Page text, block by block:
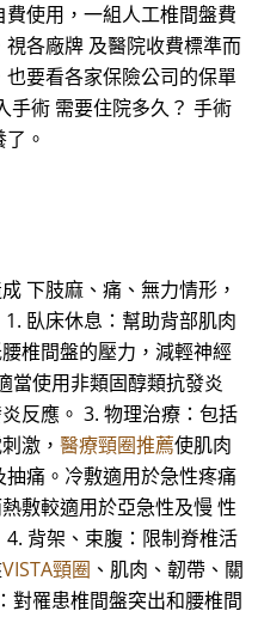
使用，一組人工椎間盤費
各廠牌 及醫院收費標準而
要看各家保險公司的保單
手術 需要住院多久？ 手術
。
下肢麻、痛、無力情形，
臥床休息：幫助背部肌肉
椎間盤的壓力，減輕神經
當使用非類固醇類抗發炎
反應。 3. 物理治療：包括
激， 醫療頸圈推薦使肌肉
痛。冷敷適用於急性疼痛
敷較適用於亞急性及慢 性
背架、束腹：限制脊椎活
VISTA頸圈 、肌肉、韌帶、關
對罹患椎間盤突出和腰椎間